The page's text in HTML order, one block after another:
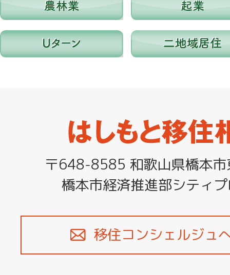
は
し
も
と
移
住
相
〒648-8585 和歌山県橋本
橋本市経済推進部シティ
移住コンシェルジュ